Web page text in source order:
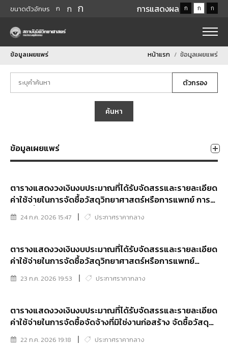
ขนาดตัวอักษร ก ก ก การแสดงผล ก ก ก
ข้อมูลเผยแพร่ หน้าแรก ข้อมูลเผยแพร่
ตัวกรอง
ค้นหา
ข้อมูลเผยแพร่
ตารางแสดงวงเงินงบประมาณที่ได้รับจัดสรรและรายละเอียด
ค่าใช้จ่ายในการจัดซื้อวัสดุวิทยาศาสตร์หรือการแพทย์ การ
จัดซื้อน้ำยาตรวจพิสูจน์สารพันธุกรรมบุคคล จำนวน 38
รายการ
24 ก.ค. 2026 15:47 ประกาศราคากลาง
ตารางแสดงวงเงินงบประมาณที่ได้รับจัดสรรและรายละเอียด
ค่าใช้จ่ายในการจัดซื้อวัสดุวิทยาศาสตร์หรือการแพทย์
จำนวน 6 รายการ
23 ก.ค. 2026 19:53 ประกาศราคากลาง
ตารางแสดงวงเงินงบประมาณที่ได้รับจัดสรรและรายละเอียด
ค่าใช้จ่ายในการจัดซื้อจัดจ้างที่มิใช่งานก่อสร้าง จัดซื้อวัสดุ
วิทยาศาสตร์หรือการแพทย์ จำนวน 46 รายการ
22 ก.ค. 2026 19:18 ประกาศราคากลาง